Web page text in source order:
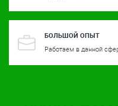
БОЛЬШОЙ ОПЫТ
Работаем в данной